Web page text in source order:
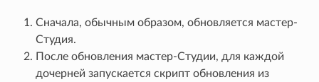
Сначала, обычным образом, обновляется мастер-
Студия.
После обновления мастер-Студии, для каждой
дочерней запускается скрипт обновления из